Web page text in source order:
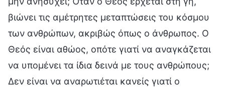
βιώνει τις αμέτρητες μεταπτώσεις του κόσμου
των ανθρώπων, ακριβώς όπως ο άνθρωπος. Ο
Θεός είναι αθώος, οπότε γιατί να αναγκάζεται
να υπομένει τα ίδια δεινά με τους ανθρώπους;
Δεν είναι να αναρωτιέται κανείς γιατί ο